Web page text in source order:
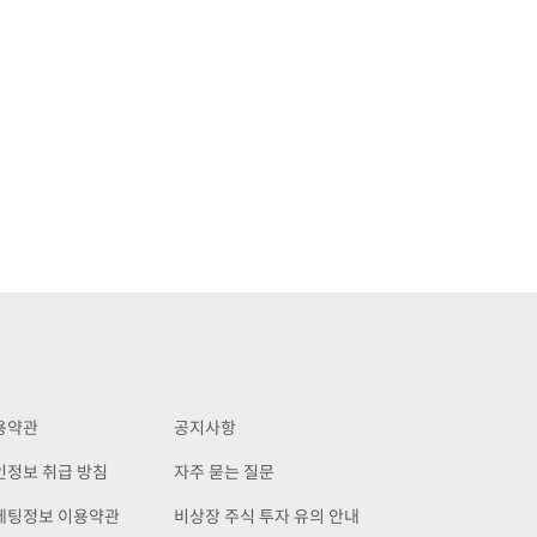
약관
정보 취급 방침
팅정보 이용약관
공지사항
자주 묻는 질문
비상장 주식 투자 유의 안내